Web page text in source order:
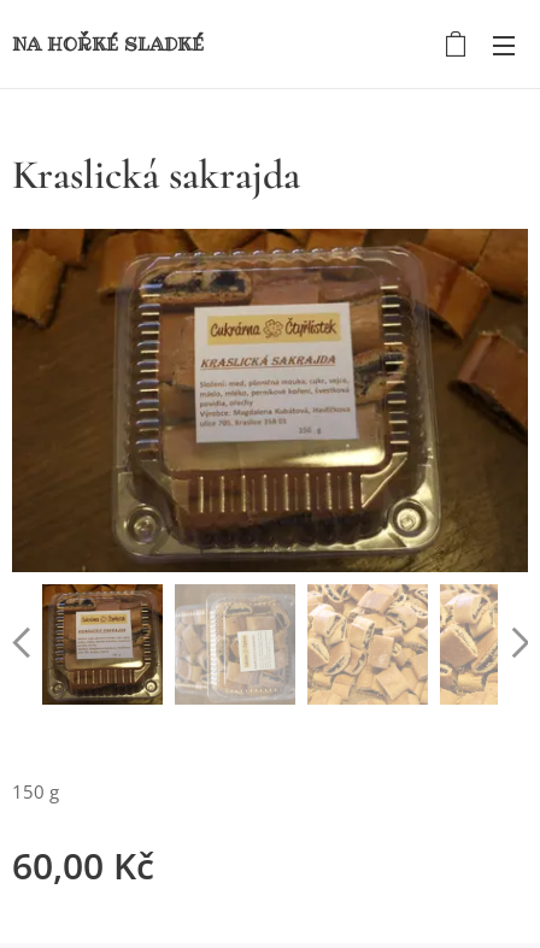
NA HOŘKÉ SLADKÉ
Kraslická sakrajda
150 g
60,00 Kč